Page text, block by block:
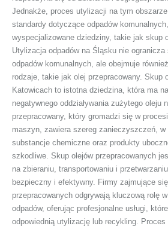
Jednakże, proces utylizacji na tym
standardy dotyczące odpadów
wyspecjalizowane dziedziny, takie jak skup
Utylizacja odpadów na Śląsku nie ogranicza
odpadów komunalnych, ale obejmuje
rodzaje, takie jak olej przepracowany. Skup
Katowicach to istotna dziedzina, która ma
negatywnego oddziaływania zużytego oleju
przepracowany, który gromadzi się w
maszyn, zawiera szereg zanieczyszczeń,
substancje chemiczne oraz produkty
szkodliwe. Skup olejów przepracowanych
na zbieraniu, transportowaniu i
bezpieczny i efektywny. Firmy zajmujące
przepracowanych odgrywają kluczową rolę
odpadów, oferując profesjonalne usługi,
odpowiednią utylizację lub recykling.